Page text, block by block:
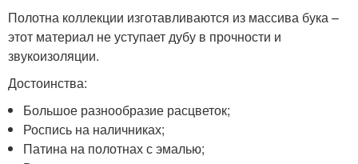
Полотна коллекции изготавливаются из массива бука –
этот материал не уступает дубу в прочности и
звукоизоляции.
Достоинства:
Большое разнообразие расцветок;
Роспись на наличниках;
Патина на полотнах с эмалью;